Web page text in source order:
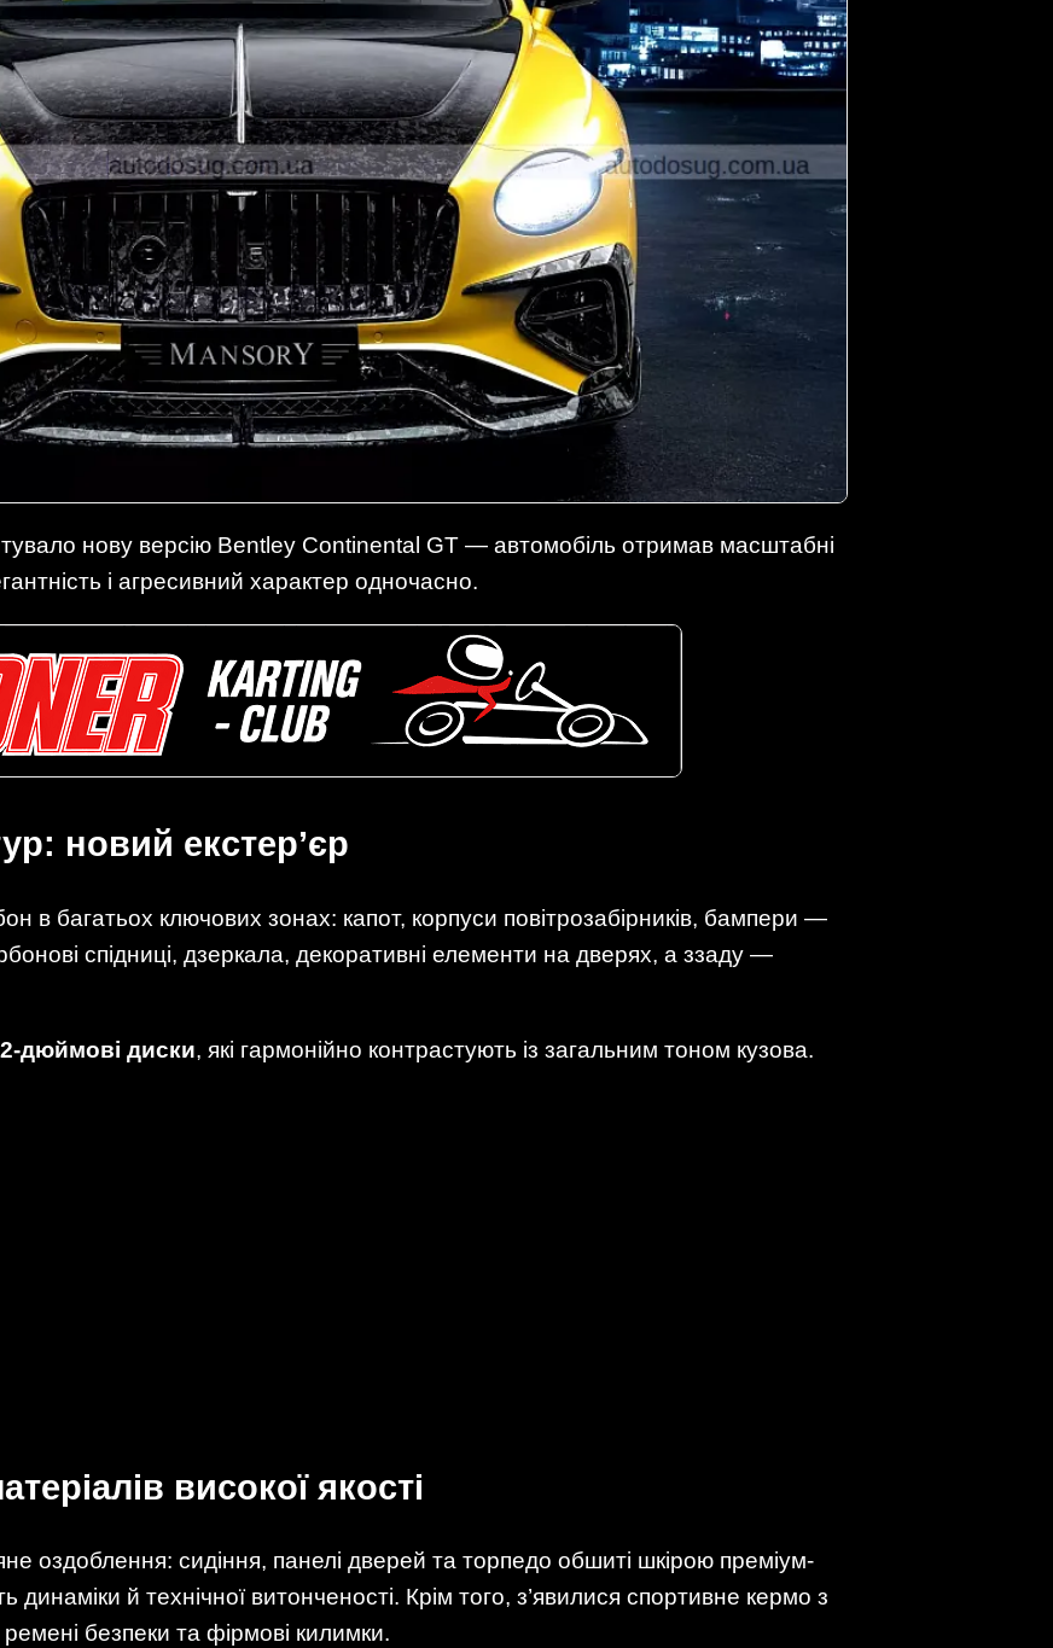
нову версію Bentley Continental GT — автомобіль отримав масштабні
і агресивний характер одночасно.
новий екстер’єр
в багатьох ключових зонах: капот, корпуси повітрозабірників, бампери —
спідниці, дзеркала, декоративні елементи на дверях, а ззаду —
дюймові диски, які гармонійно контрастують із загальним тоном кузова.
високої якості
оздоблення: сидіння, панелі дверей та торпедо обшиті шкірою преміум-
динаміки й технічної витонченості. Крім того, з’явилися спортивне кермо з
безпеки та фірмові килимки.